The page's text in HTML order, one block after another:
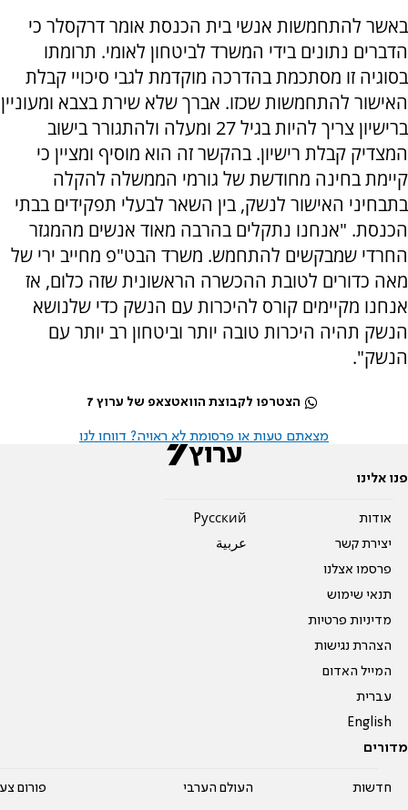
באשר להתחמשות אנשי בית הכנסת אומר דרקסלר כי
הדברים נתונים בידי המשרד לביטחון לאומי. תרומתו
בסוגיה זו מסתכמת בהדרכה מוקדמת לגבי סיכויי קבלת
האישור להתחמשות שכזו. אברך שלא שירת בצבא ומעוניין
ברישיון צריך להיות בגיל 27 ומעלה ולהתגורר בישוב
המצדיק קבלת רישיון. בהקשר זה הוא מוסיף ומציין כי
קיימת בחינה מחודשת של גורמי הממשלה להקלה
בתבחיני האישור לנשק, בין השאר לבעלי תפקידים בבתי
הכנסת. "אנחנו נתקלים בהרבה מאוד אנשים מהמגזר
החרדי שמבקשים להתחמש. משרד הבט"פ מחייב ירי של
מאה כדורים לטובת ההכשרה הראשונית שזה כלום, אז
אנחנו מקיימים קורס להיכרות עם הנשק כדי שלנושא
הנשק תהיה היכרות טובה יותר וביטחון רב יותר עם
הנשק".
הצטרפו לקבוצת הוואטצאפ של ערוץ 7
מצאתם טעות או פרסומת לא ראויה? דווחו לנו
פנו אלינו
אודות
יצירת קשר
פרסמו אצלנו
תנאי שימוש
מדיניות פרטיות
הצהרת נגישות
המייל האדום
עברית
English
Pусский
عربية
מדורים
חדשות
העולם הערבי
פורום